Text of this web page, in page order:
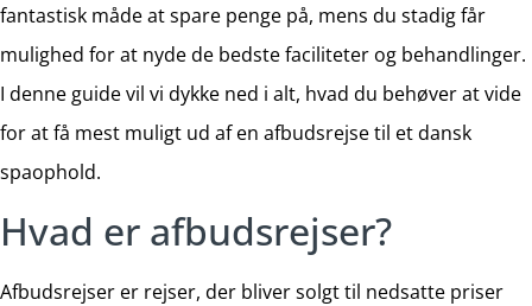
fantastisk måde at spare penge på, mens du stadig får
mulighed for at nyde de bedste faciliteter og behandlinger.
I denne guide vil vi dykke ned i alt, hvad du behøver at vide
for at få mest muligt ud af en afbudsrejse til et dansk
spaophold.
Hvad er afbudsrejser?
Afbudsrejser er rejser, der bliver solgt til nedsatte priser